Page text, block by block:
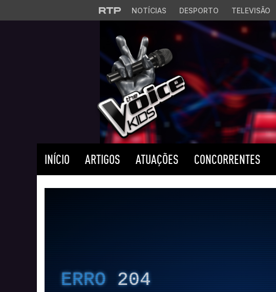
Saltar para o conteúdo principal
NOTÍCIAS DESPORTO TELEVISÃO
INÍCIO ARTIGOS ATUAÇÕES CONCORRENTES